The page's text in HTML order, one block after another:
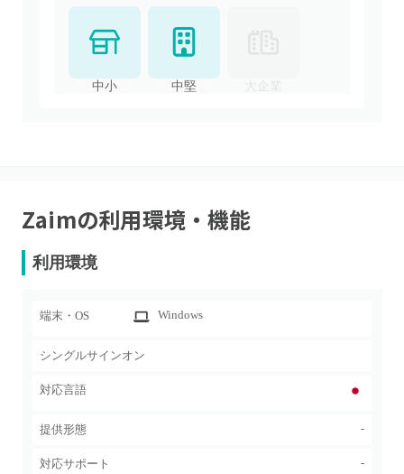
中小 中堅 大企業
Zaimの利用環境・機能
利用環境
端末・OS Windows
シングルサインオン
対応言語
提供形態 -
対応サポート -